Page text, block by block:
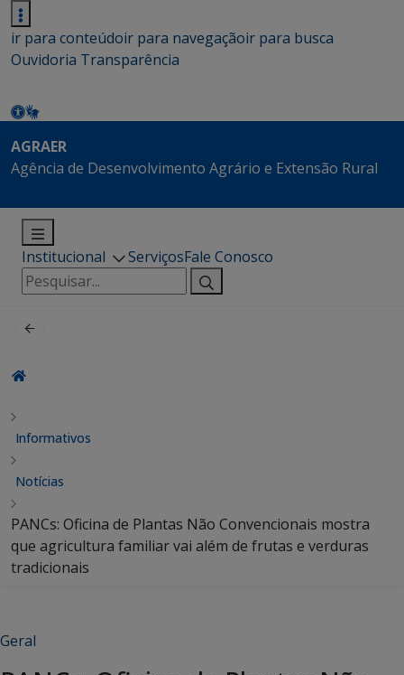
ir para conteúdoir para navegaçãoir para busca
Ouvidoria Transparência
AGRAER
Agência de Desenvolvimento Agrário e Extensão Rural
Institucional ServiçosFale Conosco
Pesquisar
por:
Informativos
Notícias
PANCs: Oficina de Plantas Não Convencionais mostra
que agricultura familiar vai além de frutas e verduras
tradicionais
Geral